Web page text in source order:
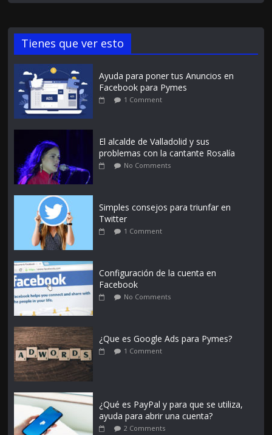
Tienes que ver esto
Ayuda para poner tus Anuncios en
Facebook para Pymes
1 Comment
El alcalde de Valladolid y sus
problemas con la cantante Rosalía
No Comments
Simples consejos para triunfar en
Twitter
1 Comment
Configuración de la cuenta en
Facebook
No Comments
¿Que es Google Ads para Pymes?
1 Comment
¿Qué es PayPal y para que se utiliza,
ayuda para abrir una cuenta?
2 Comments